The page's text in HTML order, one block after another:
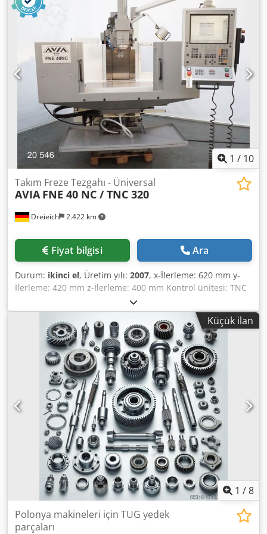
2000 mm/dak Hızlı hareket 5 / 4 m/dak Tahrik gücü - freze
mili (S1) 10,5 kW Dedpfxoyxxyms Ac Isck Pinol hareketi 80
mm Çalışma gerilimi 400 V Toplam güç ihtiyacı 17,5 kW
Makine ağırlığı yaklaşık 1,9 t Alan ihtiyacı yaklaşık 2,00 x
2,76 x 2,05 m - Fabrika No.: 90395 - Dijital gösterge
HEIDENHAIN ND780 - elektrikli el çarkı - mekanik el çarkları
- kademesiz devir ayarı - kademesiz ilerleme tahrikleri -
yatay freze mili - soğutma sistemi
1 / 10
Dreieich 2.422 km
Takım Freze Tezgahı - Üniversal
AVIA FNE 40 NC / TNC 320
Fiyat bilgisi Ara
Durum: ikinci el, Üretim yılı: 2007, x-İlerleme: 620 mm y-
İlerleme: 420 mm z-İlerleme: 400 mm Kontrol ünitesi: TNC
320 HEIDENHAIN Mil bağlantısı: ISO 40 Mil devir sayısı: 50 -
4.000 d/dak Tabla boyutu: 800 x 400 mm Tabla yük
kapasitesi: 400 kg Kademesiz ilerleme: 0 - 8.000 mm/dak
Hızlı ilerleme: 8,0 m/dak Tahrik gücü: 6,0 kW Pinol hareketi:
80 mm Çalışma gerilimi: 400 V Toplam güç ihtiyacı: 17,0 kW
Makine ağırlığı: yaklaşık 2,1 t Alan ihtiyacı: yaklaşık 1,90 x
2,70 x 2,05 m - Fabrika No.: 90288 - Kontrol AÇIK: 25.401
saat - Program AÇIK: 6.653 saat - Kontrol ünitesi: TNC 320 -
Elektronik el çarkı - Yatay freze mili - Soğutma sistemi
Dsdoyq Sv Depfx Ac Ieck
Küçük ilan
1 /8
Polonya makineleri için TUG yedek
parçaları